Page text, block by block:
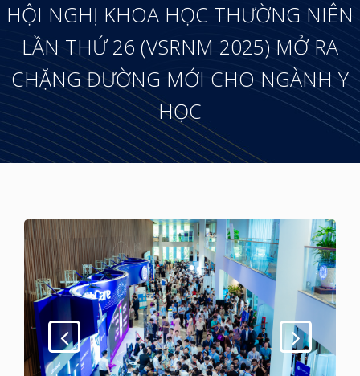
HỘI NGHỊ KHOA HỌC THƯỜNG NIÊN
LẦN THỨ 26 (VSRNM 2025) MỞ RA
CHẶNG ĐƯỜNG MỚI CHO NGÀNH Y
HỌC